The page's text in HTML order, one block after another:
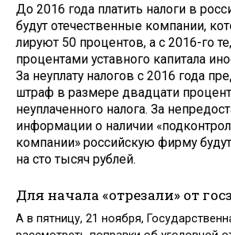
До 2016 года платить налоги в
будут отечественные компании,
лируют 50 процентов, а с 2016-го
процентами уставного капитала
За неуплату налогов с 2016 года
штраф в размере двадцати
неуплаченного налога. За
информации о наличии
компании» российскую фирму
на сто тысяч рублей.
Для начала «отрезали» от
А в пятницу, 21 ноября,